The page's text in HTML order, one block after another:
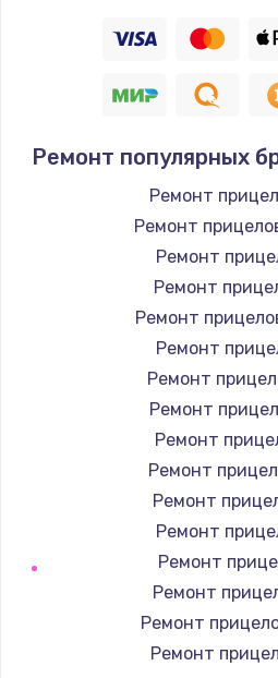
Ремонт популярных
Ремонт
Ремонт
Ремонт
Ремонт
Ремонт
Ремонт
Ремонт
Ремонт
Ремонт
Ремонт
Ремонт
Ремонт
Ремонт
Ремонт
Ремонт
Ремонт